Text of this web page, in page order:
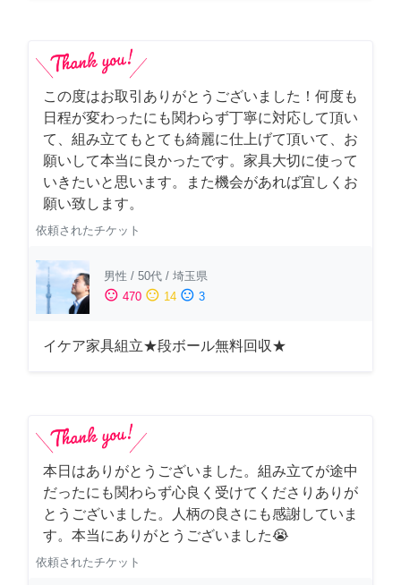
この度はお取引ありがとうございました！何度も
日程が変わったにも関わらず丁寧に対応して頂い
て、組み立てもとても綺麗に仕上げて頂いて、お
願いして本当に良かったです。家具大切に使って
いきたいと思います。また機会があれば宜しくお
願い致します。
依頼されたチケット
男性 / 50代 / 埼玉県
sentiment_satisfied 470 sentiment_neutral 14 sentiment_dissatisfied 3
イケア家具組立★段ボール無料回収★
本日はありがとうございました。組み立てが途中
だったにも関わらず心良く受けてくださりありが
とうございました。人柄の良さにも感謝していま
す。本当にありがとうございました😭
依頼されたチケット